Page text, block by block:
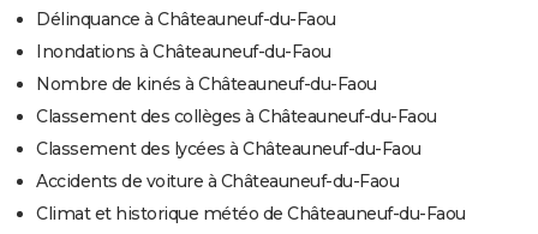
Délinquance à Châteauneuf-du-Faou
Inondations à Châteauneuf-du-Faou
Nombre de kinés à Châteauneuf-du-Faou
Classement des collèges à Châteauneuf-du-Faou
Classement des lycées à Châteauneuf-du-Faou
Accidents de voiture à Châteauneuf-du-Faou
Climat et historique météo de Châteauneuf-du-Faou